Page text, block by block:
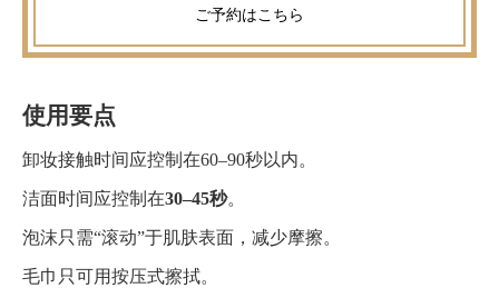
ご予約はこちら
使用要点
卸妆接触时间应控制在60–90秒以内。
洁面时间应控制在30–45秒。
泡沫只需“滚动”于肌肤表面，减少摩擦。
毛巾只可用按压式擦拭。